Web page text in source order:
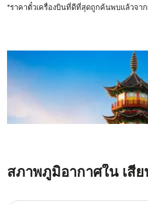
*ราคาตั๋วเครื่องบินที่ดีที่สุดถูกค้นพบแล้วจา
สภาพภูมิอากาศใน เสีย